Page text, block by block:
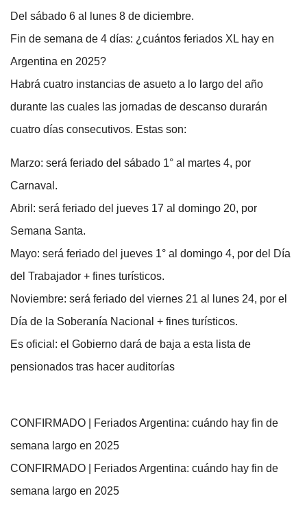
Del sábado 6 al lunes 8 de diciembre.
Fin de semana de 4 días: ¿cuántos feriados XL hay en
Argentina en 2025?
Habrá cuatro instancias de asueto a lo largo del año
durante las cuales las jornadas de descanso durarán
cuatro días consecutivos. Estas son:
Marzo: será feriado del sábado 1° al martes 4, por
Carnaval.
Abril: será feriado del jueves 17 al domingo 20, por
Semana Santa.
Mayo: será feriado del jueves 1° al domingo 4, por del Día
del Trabajador + fines turísticos.
Noviembre: será feriado del viernes 21 al lunes 24, por el
Día de la Soberanía Nacional + fines turísticos.
Es oficial: el Gobierno dará de baja a esta lista de
pensionados tras hacer auditorías
CONFIRMADO | Feriados Argentina: cuándo hay fin de
semana largo en 2025
CONFIRMADO | Feriados Argentina: cuándo hay fin de
semana largo en 2025